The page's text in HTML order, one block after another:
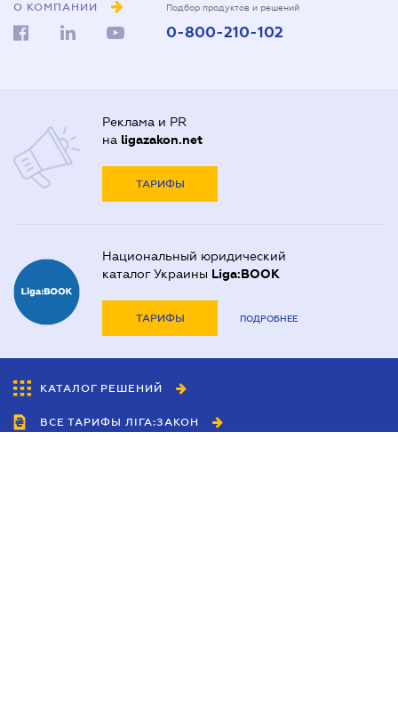
О КОМПАНИИ Подбор продуктов и решений
0-800-210-102
Реклама и PR
на ligazakon.net
ТАРИФЫ
Национальный юридический
каталог Украины Liga:BOOK
ТАРИФЫ ПОДРОБНЕЕ
КАТАЛОГ РЕШЕНИЙ
ВСЕ ТАРИФЫ ЛІГА:ЗАКОН